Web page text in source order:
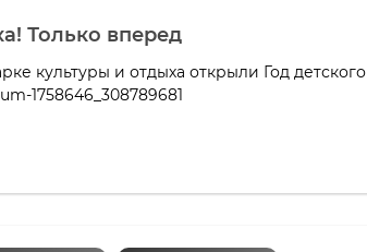
Только вперед
культуры и отдыха открыли Год детского
1758646_308789681